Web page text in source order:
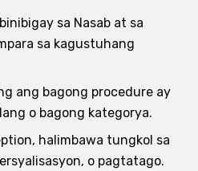
sa Nasab at sa
sa kagustuhang
ang bagong procedure ay
o bagong kategorya.
halimbawa tungkol sa
o pagtatago.